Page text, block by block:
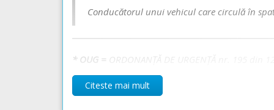
Conducătorul unui vehicul care circulă în
* OUG = ORDONANŢĂ DE URGENŢĂ nr. 195 din
Citeste mai mult